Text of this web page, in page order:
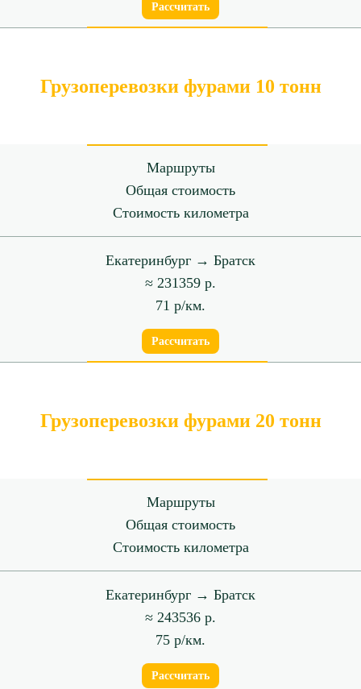
Рассчитать
Грузоперевозки фурами 10 тонн
Маршруты
Общая стоимость
Стоимость километра
Екатеринбург → Братск
≈ 231359 р.
71 р/км.
Рассчитать
Грузоперевозки фурами 20 тонн
Маршруты
Общая стоимость
Стоимость километра
Екатеринбург → Братск
≈ 243536 р.
75 р/км.
Рассчитать